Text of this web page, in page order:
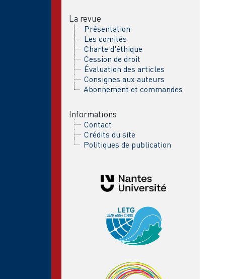
La revue
Présentation
Les comités
Charte d'éthique
Cession de droit
Évaluation des articles
Consignes aux auteurs
Abonnement et commandes
Informations
Contact
Crédits du site
Politiques de publication